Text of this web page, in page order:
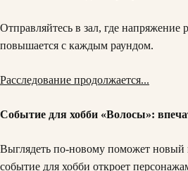
Отправляйтесь в зал, где напряжение
повышается с каждым раундом.
Расследование продолжается...
Событие для хобби «Волосы»:
Выглядеть по-новому поможет новый
событие для хобби откроет